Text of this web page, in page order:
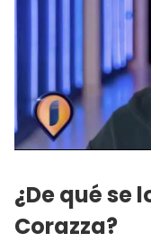
¿De qué se
Corazza?